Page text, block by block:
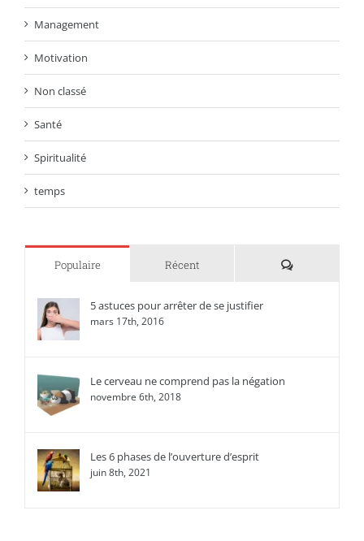
Management
Motivation
Non classé
Santé
Spiritualité
temps
Populaire Récent
5 astuces pour arrêter de se justifier
mars 17th, 2016
Le cerveau ne comprend pas la négation
novembre 6th, 2018
Les 6 phases de l’ouverture d’esprit
juin 8th, 2021